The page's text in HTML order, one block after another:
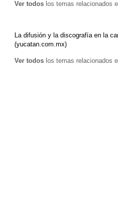
Ver todos los temas relacionados
La difusión y la discografía en la
(yucatan.com.mx)
Ver todos los temas relacionados